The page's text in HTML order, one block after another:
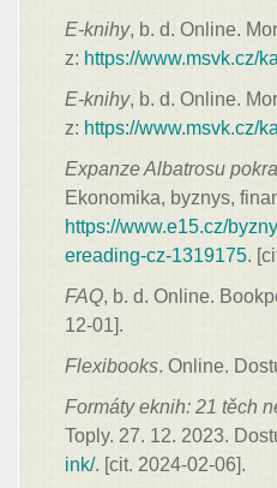
E-knihy, b. d. Online.
z: https://www.msvk.cz/
E-knihy, b. d. Online.
z: https://www.msvk.cz/
Expanze Albatrosu
Ekonomika, byznys,
https://www.e15.cz/
ereading-cz-1319175.
FAQ, b. d. Online.
12-01].
Flexibooks. Online.
Formáty eknih: 21 těch
Toply. 27. 12. 2023.
ink/. [cit. 2024-02-06].